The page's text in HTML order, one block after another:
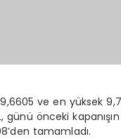
ve en yüksek
günü önceki
tamamladı.